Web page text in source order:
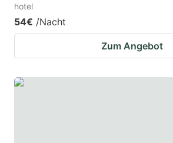
hotel
54€ /Nacht
Zum Angebot